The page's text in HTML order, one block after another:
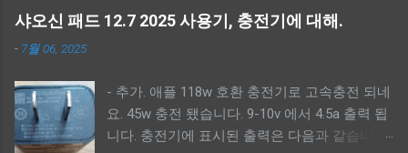
scatter 파일 다운로드. - MTK Driver 설치. - scatter 파일 적용.(<
펌웨어 폴더>\image) - 펌웨어 백업. - 샤오신 복구모드로 켜기.
(볼륨 상 버튼) - 펌웨어 툴 실행. (SPFlashToolV6.exe) -
>\image\download_agent\flash.xml, <펌웨어 폴더
>\image\da.auth - lk_a, lk_b, dtbo_a, dtbo_b 체크해제, 업그레
이드는 userdata 체크해제. - Auto Reboot 체크 후 Download 버
샤오신 패드 12.7 2025 사용기, 충전기에 대해.
- 7월 06, 2025
- 추가. 애플 118w 호환 충전기로 고속충전 되네
요. 45w 충전 됐습니다. 9-10v 에서 4.5a 출력 됩
니다. 충전기에 표시된 출력은 다음과 같습니다.